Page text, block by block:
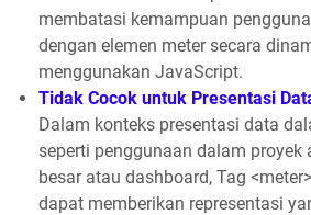
membatasi kemampuan
dengan elemen meter secara
menggunakan JavaScript.
Tidak Cocok untuk Presentasi
Dalam konteks presentasi data
seperti penggunaan dalam proyek
besar atau dashboard, Tag
dapat memberikan representasi